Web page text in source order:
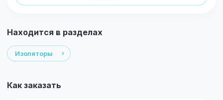
Находится в разделах
Изоляторы
Как заказать